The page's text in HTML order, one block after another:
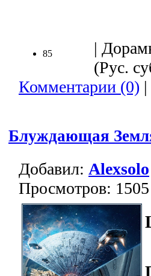
85
|
(Рус.
Комментарии (0) |
Блуждающая
Добавил: Alexsolo
Просмотров: 1505